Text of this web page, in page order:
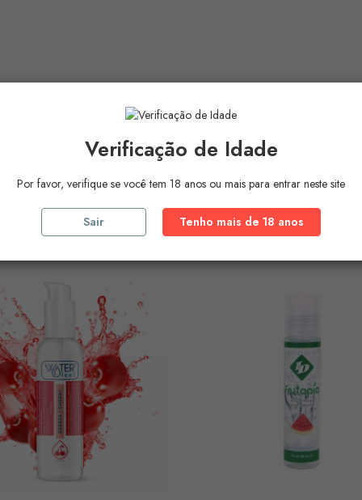
Produtos NaMesma
Verificação de Idade
Por favor, verifique se você tem 18 anos ou mais para entrar neste site
Sair Tenho mais de 18 anos